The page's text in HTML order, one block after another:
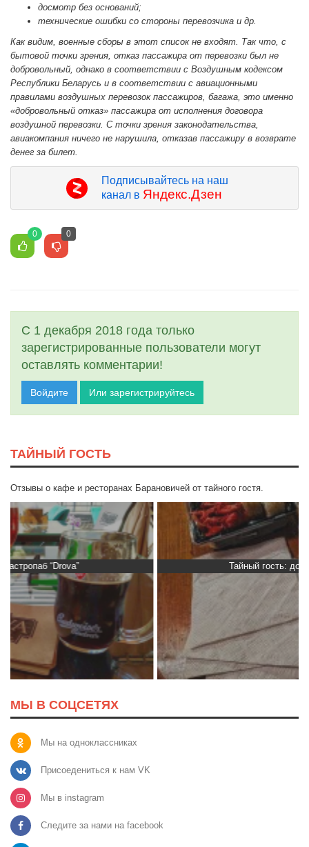
досмотр без оснований;
технические ошибки со стороны перевозчика и др.
Как видим, военные сборы в этот список не входят. Так что, с
бытовой точки зрения, отказ пассажира от перевозки был не
добровольный, однако в соответствии с Воздушным кодексом
Республики Беларусь и в соответствии с авиационными
правилами воздушных перевозок пассажиров, багажа, это именно
«добровольный отказ» пассажира от исполнения договора
воздушной перевозки. С точки зрения законодательства,
авиакомпания ничего не нарушила, отказав пассажиру в возврате
денег за билет.
Подписывайтесь на наш
канал в Яндекс.Дзен
0 0
С 1 декабря 2018 года только
зарегистрированные пользователи могут
оставлять комментарии!
Войдите Или зарегистрируйтесь
ТАЙНЫЙ ГОСТЬ
Отзывы о кафе и ресторанах Барановичей от тайного гостя.
МЫ В СОЦСЕТЯХ
Мы на одноклассниках
Присоедениться к нам VK
Мы в instagram
Следите за нами на facebook